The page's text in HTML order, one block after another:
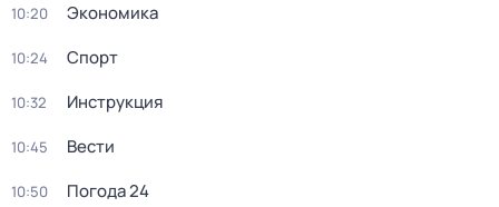
10:20 Экономика
10:24 Спорт
10:32 Инструкция
10:45 Вести
10:50 Погода 24